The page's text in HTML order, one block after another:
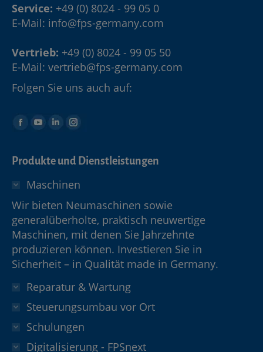
Service: +49 (0) 8024 - 99 05 0
E-Mail: info@fps-germany.com
Vertrieb: +49 (0) 8024 - 99 05 50
E-Mail: vertrieb@fps-germany.com
Folgen Sie uns auch auf:
Produkte und Dienstleistungen
Maschinen
Wir bieten Neumaschinen sowie
generalüberholte, praktisch neuwertige
Maschinen, mit denen Sie Jahrzehnte
produzieren können. Investieren Sie in
Sicherheit – in Qualität made in Germany.
Reparatur & Wartung
Steuerungsumbau vor Ort
Schulungen
Digitalisierung - FPSnext